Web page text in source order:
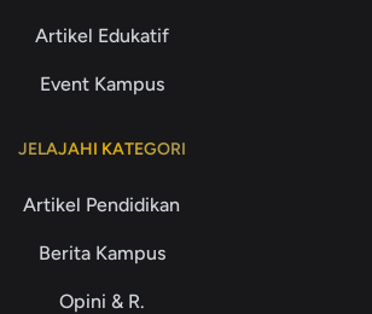
Artikel Edukatif
Event Kampus
JELAJAHI KATEGORI
Artikel Pendidikan
Berita Kampus
Opini & R.